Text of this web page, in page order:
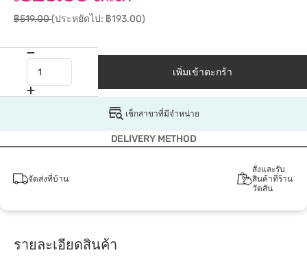
฿519.00(ประหยัดไป: ฿193.00)
เพิ่มเข้าตะกร้า
เช็กสาขาที่มีจำหน่าย
DELIVERY METHOD
จัดส่งที่บ้าน
สั่งและรับ
สินค้าที่ร้าน
วัตสัน
รายละเอียดสินค้า